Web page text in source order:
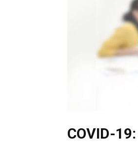
COVID-